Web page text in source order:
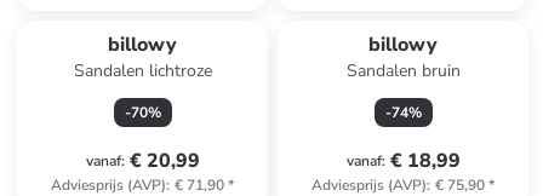
billowy
Sandalen lichtroze
-70%
vanaf: € 20,99
Adviesprijs (AVP): € 71,90*
billowy
Sandalen bruin
-74%
vanaf: € 18,99
Adviesprijs (AVP): € 75,90*